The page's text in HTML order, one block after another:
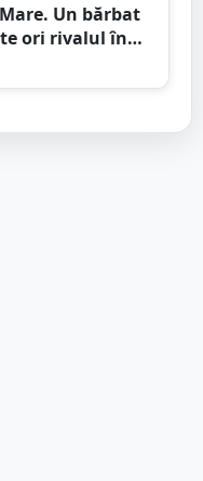
Un bărbat
ori rivalul în